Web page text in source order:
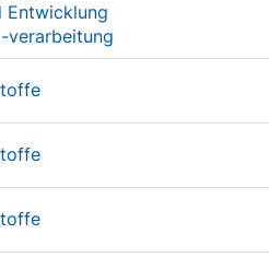
Entwicklung
verarbeitung